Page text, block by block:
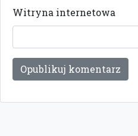
Witryna internetowa